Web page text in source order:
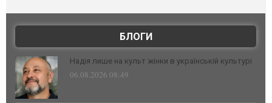
БЛОГИ
Надія лише на культ жінки в українській культурі
06.08.2026 08:49